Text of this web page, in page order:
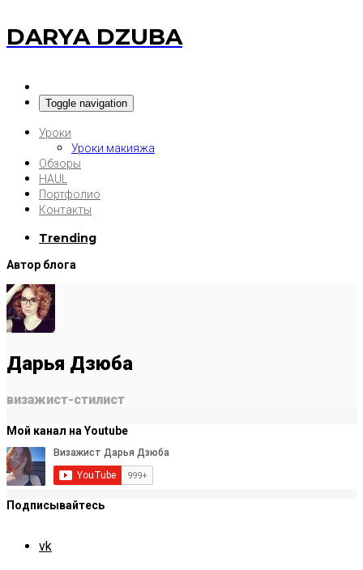
DARYA DZUBA
Toggle navigation
Уроки
Уроки макияжа
Обзоры
HAUL
Портфолио
Контакты
Trending
Автор блога
Дарья Дзюба
визажист-стилист
Мой канал на Youtube
Подписывайтесь
vk